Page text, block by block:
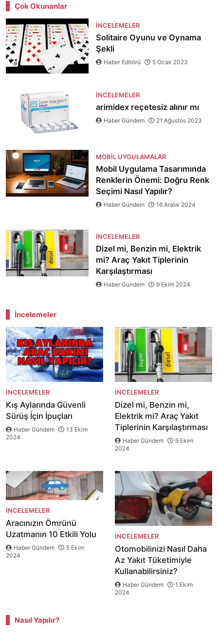
Çok Okunanlar
İNCELEMELER
Solitaire Oyunu ve Oynama
Şekli
Haber Editörü 5 Ocak 2023
İNCELEMELER
arimidex reçetesiz alınır mı
Haber Gündem 21 Ağustos 2023
MOBIL UYGULAMALAR
Mobil Uygulama Tasarımında
Renklerin Önemi: Doğru Renk
Seçimi Nasıl Yapılır?
Haber Gündem 16 Aralık 2024
İNCELEMELER
Dizel mi, Benzin mi, Elektrik
mi? Araç Yakıt Tiplerinin
Karşılaştırması
Haber Gündem 9 Ekim 2024
İncelemeler
İNCELEMELER
Kış Aylarında Güvenli
Sürüş İçin İpuçları
Haber Gündem
13 Ekim
2024
İNCELEMELER
Dizel mi, Benzin mi,
Elektrik mi? Araç Yakıt
Tiplerinin Karşılaştırması
Haber Gündem
9 Ekim
2024
İNCELEMELER
Aracınızın Ömrünü
Uzatmanın 10 Etkili Yolu
Haber Gündem
5 Ekim
2024
İNCELEMELER
Otomobilinizi Nasıl Daha
Az Yakıt Tüketimiyle
Kullanabilirsiniz?
Haber Gündem
1 Ekim
2024
Nasıl Yapılır?